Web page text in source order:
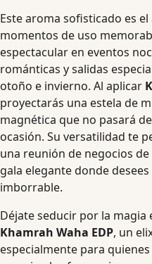
Este aroma sofisticado es
momentos de uso
espectacular en eventos
románticas y salidas
otoño e invierno. Al aplicar
proyectarás una estela de
magnética que no pasará
ocasión. Su versatilidad te
una reunión de negocios
gala elegante donde
imborrable.
Déjate seducir por la magia
Khamrah Waha EDP, un
especialmente para